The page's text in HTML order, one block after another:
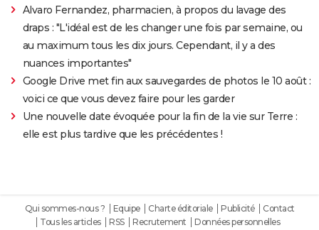
Alvaro Fernandez, pharmacien, à propos du lavage des
draps : "L'idéal est de les changer une fois par semaine, ou
au maximum tous les dix jours. Cependant, il y a des
nuances importantes"
Google Drive met fin aux sauvegardes de photos le 10 août :
voici ce que vous devez faire pour les garder
Une nouvelle date évoquée pour la fin de la vie sur Terre :
elle est plus tardive que les précédentes !
Qui sommes-nous ? Equipe Charte éditoriale Publicité
Contact
Tous les articles
RSS Recrutement Données personnelles